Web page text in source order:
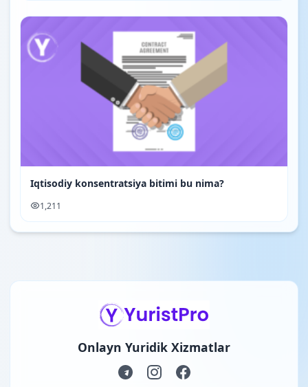
Iqtisodiy konsentratsiya bitimi bu nima?
1,211
Onlayn Yuridik Xizmatlar